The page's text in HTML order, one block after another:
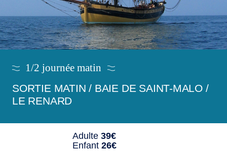
1/2 journée matin
SORTIE MATIN / BAIE DE SAINT-MALO /
LE RENARD
Adulte 39€
Enfant 26€